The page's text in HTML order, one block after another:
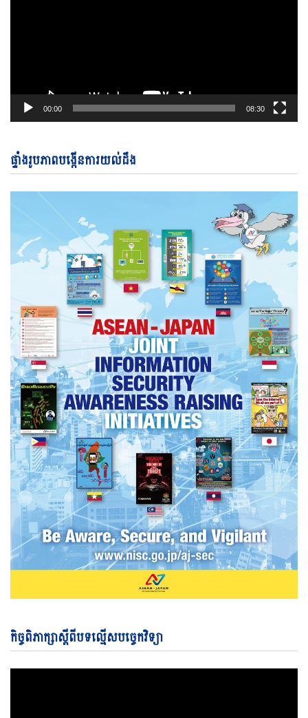
00:00 08:30
ផ្ទាំងរូបភាពបង្កើនការយល់ដឹង
កិច្ចពិភាក្សាស្តីពីបទល្មើសបច្ចេកវិទ្យា